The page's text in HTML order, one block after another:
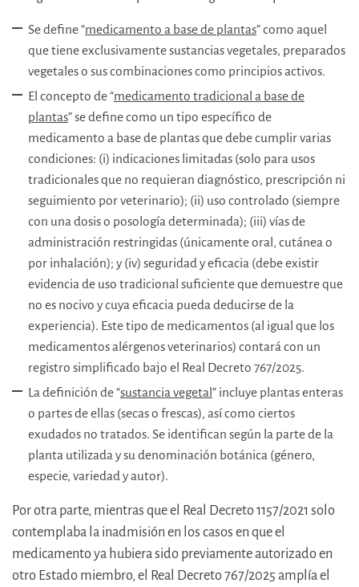
Se define “medicamento a base de plantas” como aquel
que tiene exclusivamente sustancias vegetales, preparados
vegetales o sus combinaciones como principios activos.
El concepto de “medicamento tradicional a base de
plantas” se define como un tipo específico de
medicamento a base de plantas que debe cumplir varias
condiciones: (i) indicaciones limitadas (solo para usos
tradicionales que no requieran diagnóstico, prescripción ni
seguimiento por veterinario); (ii) uso controlado (siempre
con una dosis o posología determinada); (iii) vías de
administración restringidas (únicamente oral, cutánea o
por inhalación); y (iv) seguridad y eficacia (debe existir
evidencia de uso tradicional suficiente que demuestre que
no es nocivo y cuya eficacia pueda deducirse de la
experiencia). Este tipo de medicamentos (al igual que los
medicamentos alérgenos veterinarios) contará con un
registro simplificado bajo el Real Decreto 767/2025.
La definición de “sustancia vegetal ” incluye plantas enteras
o partes de ellas (secas o frescas), así como ciertos
exudados no tratados. Se identifican según la parte de la
planta utilizada y su denominación botánica (género,
especie, variedad y autor).
Por otra parte, mientras que el Real Decreto 1157/2021 solo
contemplaba la inadmisión en los casos en que el
medicamento ya hubiera sido previamente autorizado en
otro Estado miembro, el Real Decreto 767/2025 amplía el